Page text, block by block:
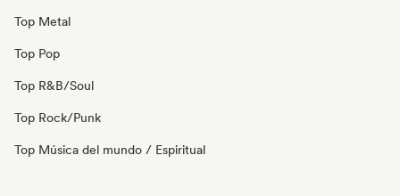
Top Metal
Top Pop
Top R&B/Soul
Top Rock/Punk
Top Música del mundo / Espiritual